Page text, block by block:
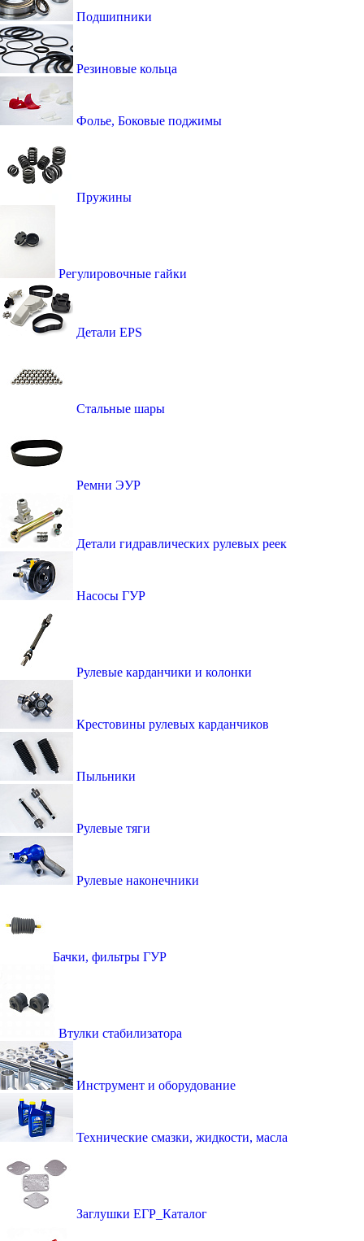
Подшипники
Резиновые кольца
Фолье, Боковые поджимы
Пружины
Регулировочные гайки
Детали EPS
Стальные шары
Ремни ЭУР
Детали гидравлических рулевых реек
Насосы ГУР
Рулевые карданчики и колонки
Крестовины рулевых карданчиков
Пыльники
Рулевые тяги
Рулевые наконечники
Бачки, фильтры ГУР
Втулки стабилизатора
Инструмент и оборудование
Технические смазки, жидкости, масла
Заглушки ЕГР_Каталог